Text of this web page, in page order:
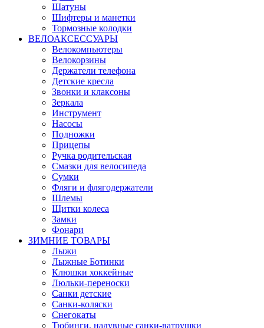
Шатуны
Шифтеры и манетки
Тормозные колодки
ВЕЛОАКСЕССУАРЫ
Велокомпьютеры
Велокорзины
Держатели телефона
Детские кресла
Звонки и клаксоны
Зеркала
Инструмент
Насосы
Подножки
Прицепы
Ручка родительская
Смазки для велосипеда
Сумки
Фляги и флягодержатели
Шлемы
Щитки колеса
Замки
Фонари
ЗИМНИЕ ТОВАРЫ
Лыжи
Лыжные Ботинки
Клюшки хоккейные
Люльки-переноски
Санки детские
Санки-коляски
Снегокаты
Тюбинги, надувные санки-ватрушки